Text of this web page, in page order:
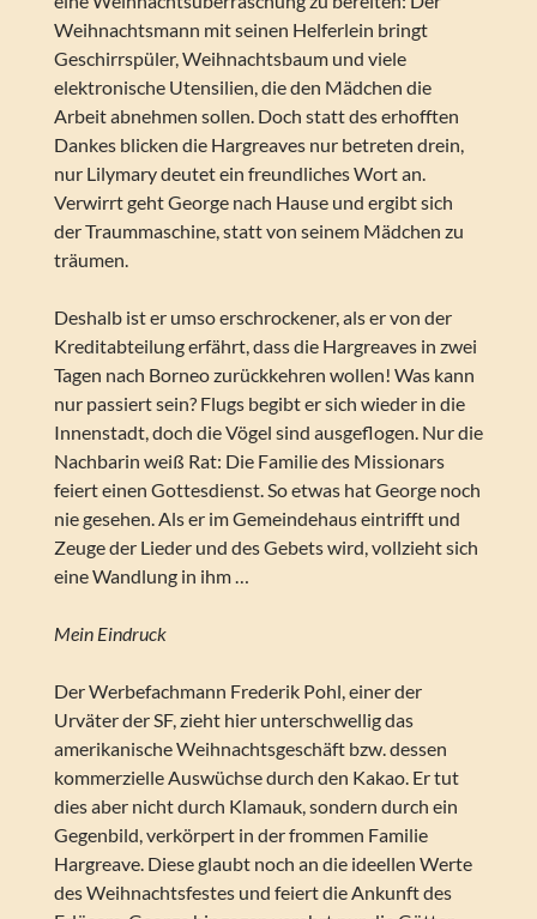
Weihnachtsmann mit seinen Helferlein bringt
Geschirrspüler, Weihnachtsbaum und viele
elektronische Utensilien, die den Mädchen die
Arbeit abnehmen sollen. Doch statt des erhofften
Dankes blicken die Hargreaves nur betreten drein,
nur Lilymary deutet ein freundliches Wort an.
Verwirrt geht George nach Hause und ergibt sich
der Traummaschine, statt von seinem Mädchen zu
träumen.
Deshalb ist er umso erschrockener, als er von der
Kreditabteilung erfährt, dass die Hargreaves in zwei
Tagen nach Borneo zurückkehren wollen! Was kann
nur passiert sein? Flugs begibt er sich wieder in die
Innenstadt, doch die Vögel sind ausgeflogen. Nur die
Nachbarin weiß Rat: Die Familie des Missionars
feiert einen Gottesdienst. So etwas hat George noch
nie gesehen. Als er im Gemeindehaus eintrifft und
Zeuge der Lieder und des Gebets wird, vollzieht sich
eine Wandlung in ihm …
Mein Eindruck
Der Werbefachmann Frederik Pohl, einer der
Urväter der SF, zieht hier unterschwellig das
amerikanische Weihnachtsgeschäft bzw. dessen
kommerzielle Auswüchse durch den Kakao. Er tut
dies aber nicht durch Klamauk, sondern durch ein
Gegenbild, verkörpert in der frommen Familie
Hargreave. Diese glaubt noch an die ideellen Werte
des Weihnachtsfestes und feiert die Ankunft des